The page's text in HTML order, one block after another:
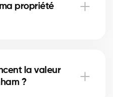
retour sur votre
propriété
maison et vous
et fiable.
la valeur
?